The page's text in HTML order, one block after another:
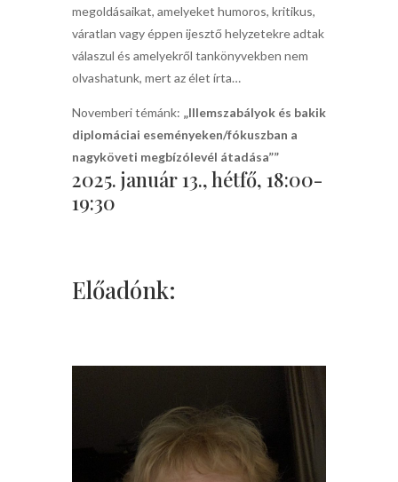
megoldásaikat, amelyeket humoros, kritikus,
váratlan vagy éppen ijesztő helyzetekre adtak
válaszul és amelyekről tankönyvekben nem
olvashatunk, mert az élet írta…
Novemberi témánk: „Illemszabályok és bakik
diplomáciai eseményeken/fókuszban a
nagyköveti megbízólevél átadása””
2025. január 13., hétfő, 18:00-
19:30
Előadónk: